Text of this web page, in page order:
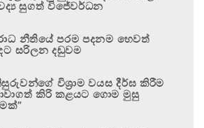
සුගත් විජේවර්ධන
නීතියේ පරම පදනම හෙවත්
සරිලන දඬුවම
විශ්‍රාම වයස දීර්ඝ කිරීම
කිරි කළයට ගොම මුසු